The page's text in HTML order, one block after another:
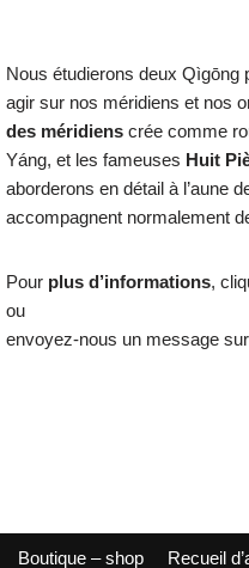
Nous étudierons deux Qìgōng
agir sur nos méridiens et nos
des méridienscrée comme
Yáng, et les fameuses Huit
aborderons en détail à l’aune
accompagnent normalement
Pour plus d’informations,
ou
envoyez-nous un message sur
Boutique – shop Recueil